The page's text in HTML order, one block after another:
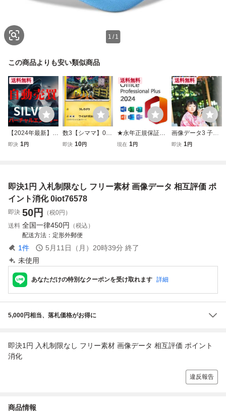
1 / 1
この商品よりも安い類似商品
送料無料
【2024年最新】バ
ーチャルエントリ
売買システム 副業
投資 不労所得 s2
即決 1円
数3【シママ】02
3/066 C ポケモン
4M
即決 10円
送料無料
★永年正規保証★
Office LTSC Profe
cel PowerPoint サ
現在 1円
送料無料
画像データ3 子ど
も 相互評価 1円 即
即決 1円
即決1円 入札制限なし フリー素材 画像データ 相互評価 ポ
イント消化 0iot76578
即決 50円
（税0円）
送料 全国一律450円
（税込）
配送方法
定形外郵便
1件 5月11日（月）20時39分 終了
未使用
あなただけの特別なクーポンを受け取れます 詳細
5,000円相当、落札価格がお得に
即決1円 入札制限なし フリー素材 画像データ 相互評価 ポイント
消化
違反報告
商品情報